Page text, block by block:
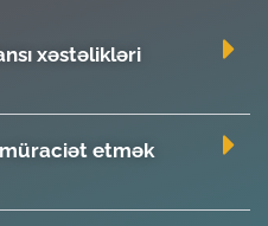
xəstəlikləri
etmək